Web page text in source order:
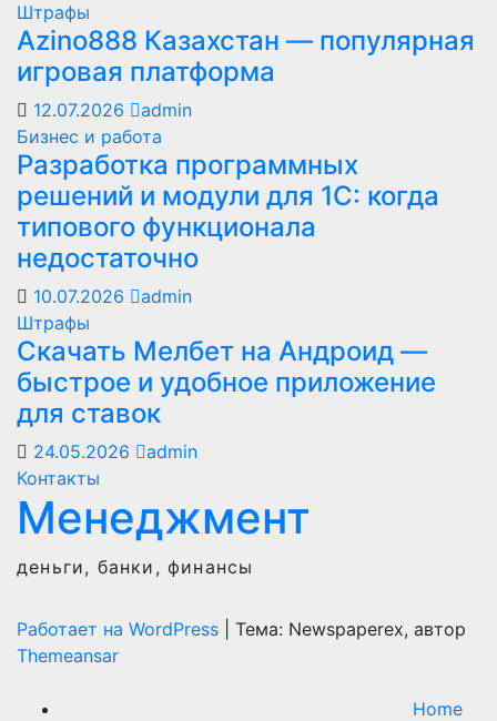
Штрафы
Azino888 Казахстан — популярная
игровая платформа
12.07.2026
admin
Бизнес и работа
Разработка программных
решений и модули для 1С: когда
типового функционала
недостаточно
10.07.2026
admin
Штрафы
Скачать Мелбет на Андроид —
быстрое и удобное приложение
для ставок
24.05.2026
admin
Контакты
Менеджмент
деньги, банки, финансы
Работает на WordPress
Тема: Newspaperex, автор
Themeansar
Home